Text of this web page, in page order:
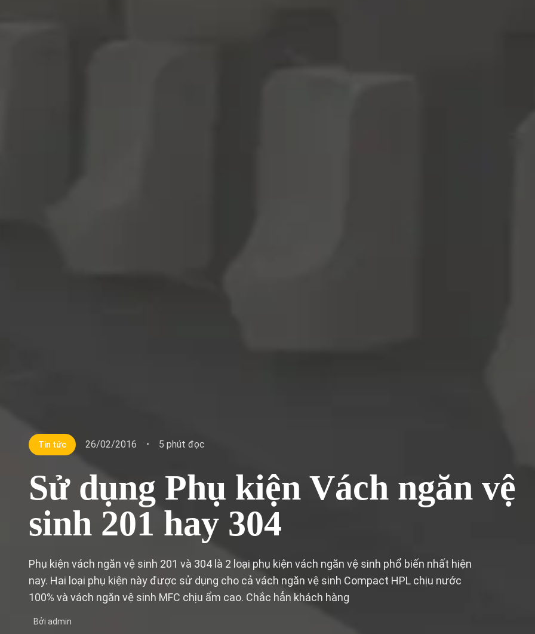
Tin tức 26/02/2016 • 5 phút đọc
Sử dụng Phụ kiện Vách ngăn vệ
sinh 201 hay 304
Phụ kiện vách ngăn vệ sinh 201 và 304 là 2 loại phụ kiện vách ngăn vệ sinh phổ biến nhất hiện
nay. Hai loại phụ kiện này được sử dụng cho cả vách ngăn vệ sinh Compact HPL chịu nước
100% và vách ngăn vệ sinh MFC chịu ẩm cao. Chắc hẳn khách hàng
Bởi admin